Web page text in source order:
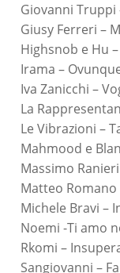
Giovanni Truppi
Giusy Ferreri –
Highsnob e Hu
Irama –
Iva Zanicchi –
La
Le Vibrazioni –
Mahmood e
Massimo
Matteo Romano
Michele Bravi –
Noemi -Ti amo
Rkomi –
Sangiovanni –